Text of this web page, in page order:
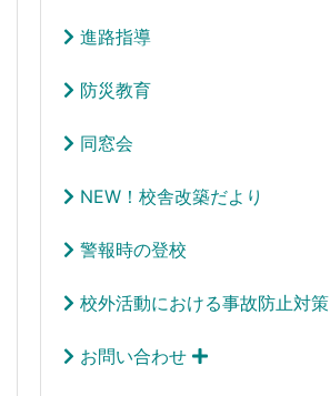
進路指導
防災教育
同窓会
NEW！校舎改築だより
警報時の登校
校外活動における事故防止対策
お問い合わせ